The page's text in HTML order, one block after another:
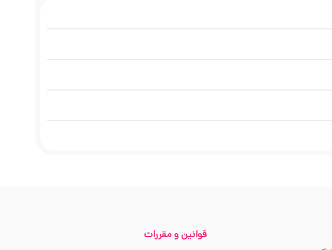
قوانین و مقررات